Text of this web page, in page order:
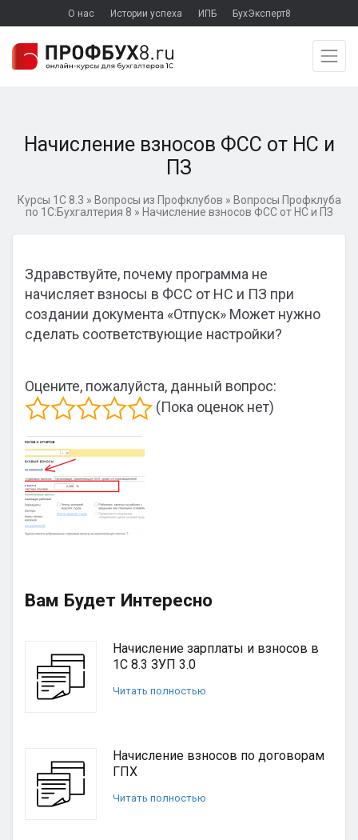
О нас Истории успеха ИПБ БухЭксперт8
Начисление взносов ФСС от НС и
ПЗ
Курсы 1С 8.3 » Вопросы из Профклубов » Вопросы Профклуба
по 1С:Бухгалтерия 8 » Начисление взносов ФСС от НС и ПЗ
Здравствуйте, почему программа не
начисляет взносы в ФСС от НС и ПЗ при
создании документа «Отпуск» Может нужно
сделать соответствующие настройки?
Оцените, пожалуйста, данный вопрос:
(Пока оценок нет)
Вам Будет Интересно
Начисление зарплаты и взносов в
1С 8.3 ЗУП 3.0
Читать полностью
Начисление взносов по договорам
ГПХ
Читать полностью